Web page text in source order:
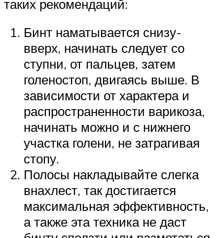
таких рекомендаций:
Бинт наматывается снизу-
вверх, начинать следует со
ступни, от пальцев, затем
голеностоп, двигаясь выше. В
зависимости от характера и
распространенности варикоза,
начинать можно и с нижнего
участка голени, не затрагивая
стопу.
Полосы накладывайте слегка
внахлест, так достигается
максимальная эффективность,
а также эта техника не даст